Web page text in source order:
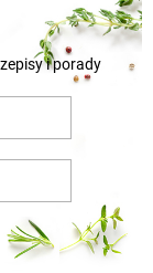
i porady